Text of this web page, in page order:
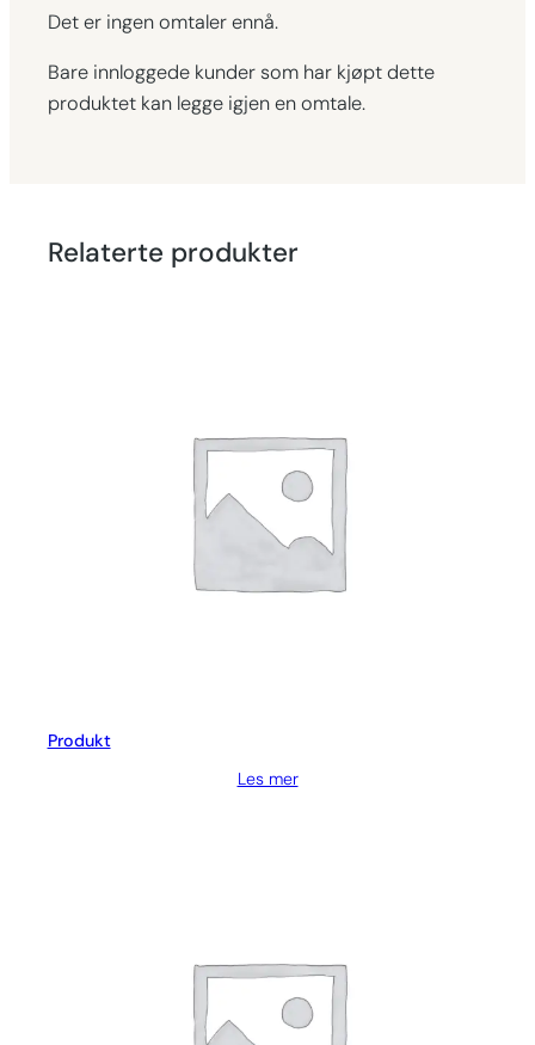
Det er ingen omtaler ennå.
Bare innloggede kunder som har kjøpt dette
produktet kan legge igjen en omtale.
Relaterte produkter
Produkt
Les mer